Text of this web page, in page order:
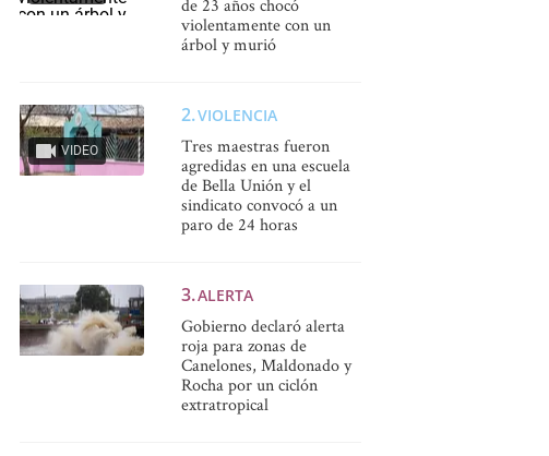
de 23 años chocó
violentamente con un
árbol y murió
VIDEO
VIOLENCIA
Tres maestras fueron
agredidas en una escuela
de Bella Unión y el
sindicato convocó a un
paro de 24 horas
ALERTA
Gobierno declaró alerta
roja para zonas de
Canelones, Maldonado y
Rocha por un ciclón
extratropical